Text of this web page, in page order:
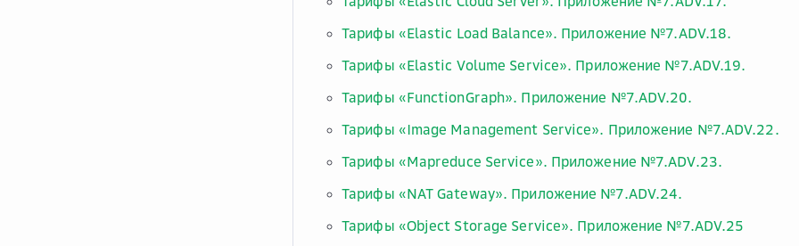
Тарифы «Elastic Load Balance». Приложение №7.ADV.18.
Тарифы «Elastic Volume Service». Приложение №7.ADV.19.
Тарифы «FunctionGraph». Приложение №7.ADV.20.
Тарифы «Image Management Service». Приложение №7.ADV.22.
Тарифы «Mapreduce Service». Приложение №7.ADV.23.
Тарифы «NAT Gateway». Приложение №7.ADV.24.
Тарифы «Object Storage Service». Приложение №7.ADV.25